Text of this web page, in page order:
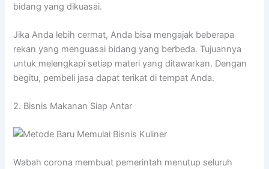
bidang yang dikuasai.
Jika Anda lebih cermat, Anda bisa mengajak beberapa
rekan yang menguasai bidang yang berbeda. Tujuannya
untuk melengkapi setiap materi yang ditawarkan. Dengan
begitu, pembeli jasa dapat terikat di tempat Anda.
2. Bisnis Makanan Siap Antar
Wabah corona membuat pemerintah menutup seluruh